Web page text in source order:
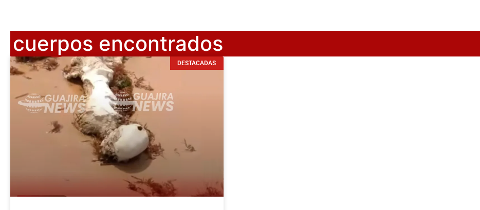
cuerpos encontrados
DESTACADAS